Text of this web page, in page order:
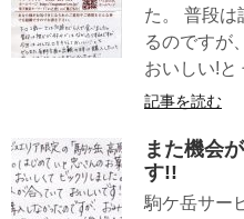
た。 普段は
るのですが
おいしい!と
記事を読む
また機会
す!!
駒ケ岳サー